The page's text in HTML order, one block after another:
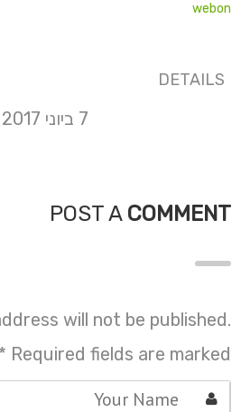
webon
DETAILS
7 ביוני 2017
POST A COMMENT
will not be published.
Required fields are marked
*